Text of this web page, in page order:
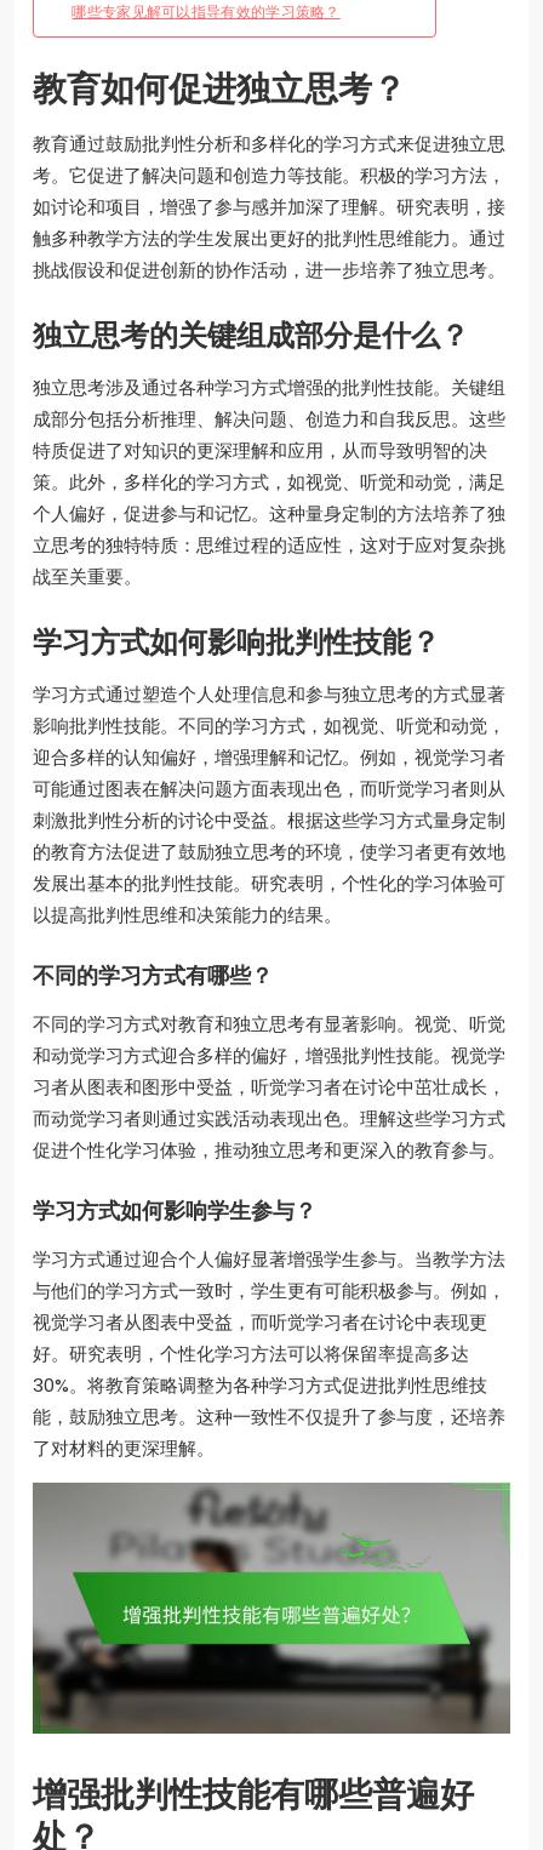
哪些专家见解可以指导有效的学习策略？
教育如何促进独立思考？
教育通过鼓励批判性分析和多样化的学习方式来促进独立思
考。它促进了解决问题和创造力等技能。积极的学习方法，
如讨论和项目，增强了参与感并加深了理解。研究表明，接
触多种教学方法的学生发展出更好的批判性思维能力。通过
挑战假设和促进创新的协作活动，进一步培养了独立思考。
独立思考的关键组成部分是什么？
独立思考涉及通过各种学习方式增强的批判性技能。关键组
成部分包括分析推理、解决问题、创造力和自我反思。这些
特质促进了对知识的更深理解和应用，从而导致明智的决
策。此外，多样化的学习方式，如视觉、听觉和动觉，满足
个人偏好，促进参与和记忆。这种量身定制的方法培养了独
立思考的独特特质：思维过程的适应性，这对于应对复杂挑
战至关重要。
学习方式如何影响批判性技能？
学习方式通过塑造个人处理信息和参与独立思考的方式显著
影响批判性技能。不同的学习方式，如视觉、听觉和动觉，
迎合多样的认知偏好，增强理解和记忆。例如，视觉学习者
可能通过图表在解决问题方面表现出色，而听觉学习者则从
刺激批判性分析的讨论中受益。根据这些学习方式量身定制
的教育方法促进了鼓励独立思考的环境，使学习者更有效地
发展出基本的批判性技能。研究表明，个性化的学习体验可
以提高批判性思维和决策能力的结果。
不同的学习方式有哪些？
不同的学习方式对教育和独立思考有显著影响。视觉、听觉
和动觉学习方式迎合多样的偏好，增强批判性技能。视觉学
习者从图表和图形中受益，听觉学习者在讨论中茁壮成长，
而动觉学习者则通过实践活动表现出色。理解这些学习方式
促进个性化学习体验，推动独立思考和更深入的教育参与。
学习方式如何影响学生参与？
学习方式通过迎合个人偏好显著增强学生参与。当教学方法
与他们的学习方式一致时，学生更有可能积极参与。例如，
视觉学习者从图表中受益，而听觉学习者在讨论中表现更
好。研究表明，个性化学习方法可以将保留率提高多达
30%。将教育策略调整为各种学习方式促进批判性思维技
能，鼓励独立思考。这种一致性不仅提升了参与度，还培养
了对材料的更深理解。
增强批判性技能有哪些普遍好
处？